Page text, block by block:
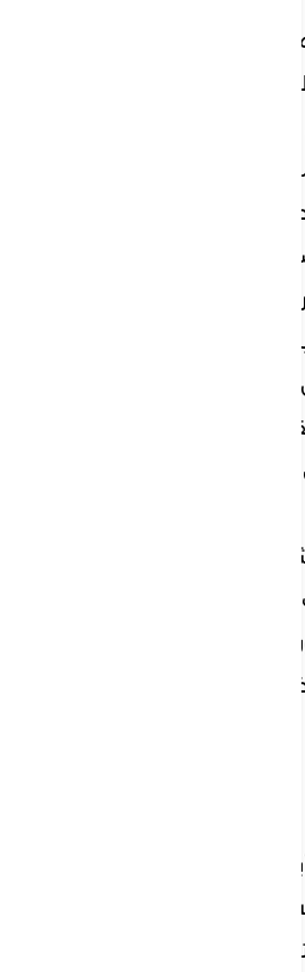
عن كثب الصراع
الغربية مرتبطة
الولايات المتحدة
اللدودين المتمثلين
من جانب آخر ، ولكن
الفلسطيني فالأمر
من استخدام العنف
الدولة المنظم التي
، في القدس وكل
وسقوط مئات
وجريح، لم نسمع صوت
يتغنون بحقوق الإنسان
الفلسطيني، ولم
الدول الغربية ومن
فيها بوقف آلة القتل
وشعبنا ومقدساتنا.
القدس وشعبنا
يدافعون عن الاقصى
المستوطنين ، إلا